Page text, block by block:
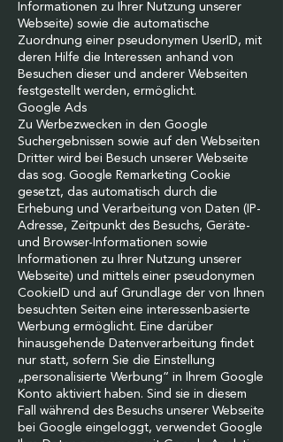
Informationen zu Ihrer Nutzung unserer
Webseite) sowie die automatische
Zuordnung einer pseudonymen UserID, mit
deren Hilfe die Interessen anhand von
Besuchen dieser und anderer Webseiten
festgestellt werden, ermöglicht.
Google Ads
Zu Werbezwecken in den Google
Suchergebnissen sowie auf den Webseiten
Dritter wird bei Besuch unserer Webseite
das sog. Google Remarketing Cookie
gesetzt, das automatisch durch die
Erhebung und Verarbeitung von Daten (IP-
Adresse, Zeitpunkt des Besuchs, Geräte-
und Browser-Informationen sowie
Informationen zu Ihrer Nutzung unserer
Webseite) und mittels einer pseudonymen
CookieID und auf Grundlage der von Ihnen
besuchten Seiten eine interessenbasierte
Werbung ermöglicht. Eine darüber
hinausgehende Datenverarbeitung findet
nur statt, sofern Sie die Einstellung
„personalisierte Werbung“ in Ihrem Google
Konto aktiviert haben. Sind sie in diesem
Fall während des Besuchs unserer Webseite
bei Google eingeloggt, verwendet Google